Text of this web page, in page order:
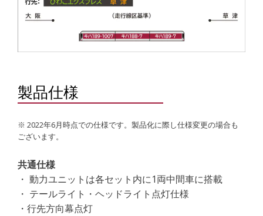
製品仕様
※ 2022年6月時点での仕様です。製品化に際し仕様変更の場合も
ございます。
共通仕様
・ 動力ユニットは各セット内に1両中間車に搭載
・ テールライト・ヘッドライト点灯仕様
・行先方向幕点灯